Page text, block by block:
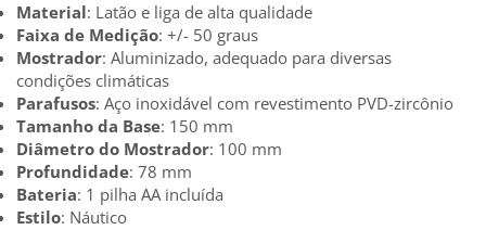
Material: Latão e liga de alta qualidade
Faixa de Medição: +/- 50 graus
Mostrador: Aluminizado, adequado para diversas
condições climáticas
Parafusos: Aço inoxidável com revestimento PVD-zircônio
Tamanho da Base: 150 mm
Diâmetro do Mostrador: 100 mm
Profundidade: 78 mm
Bateria: 1 pilha AA incluída
Estilo: Náutico